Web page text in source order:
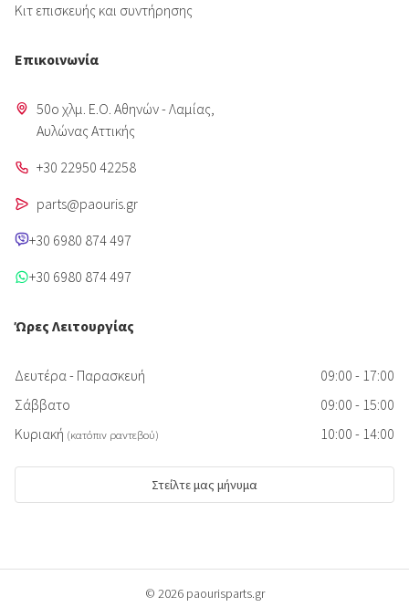
Κιτ επισκευής και συντήρησης
Επικοινωνία
50o χλμ. Ε.Ο. Αθηνών - Λαμίας,
Aυλώνας Αττικής
+30 22950 42258
parts@paouris.gr
+30 6980 874 497
+30 6980 874 497
Ώρες Λειτουργίας
Δευτέρα - Παρασκευή
09:00 - 17:00
Σάββατο
09:00 - 15:00
Κυριακή (κατόπιν ραντεβού) 10:00 - 14:00
Στείλτε μας μήνυμα
© 2026 paourisparts.gr